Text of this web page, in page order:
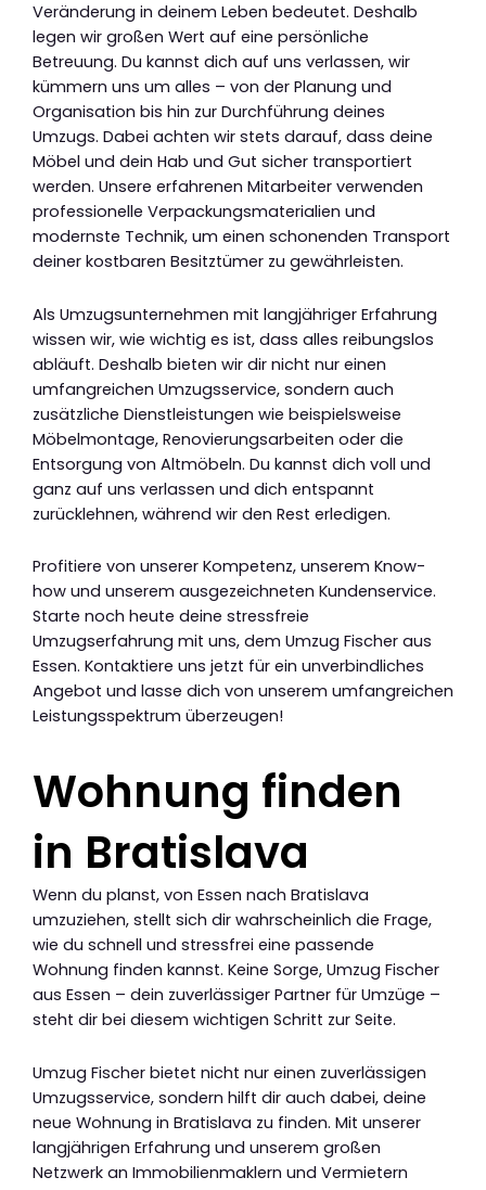
Veränderung in deinem Leben bedeutet. Deshalb
legen wir großen Wert auf eine persönliche
Betreuung. Du kannst dich auf uns verlassen, wir
kümmern uns um alles – von der Planung und
Organisation bis hin zur Durchführung deines
Umzugs. Dabei achten wir stets darauf, dass deine
Möbel und dein Hab und Gut sicher transportiert
werden. Unsere erfahrenen Mitarbeiter verwenden
professionelle Verpackungsmaterialien und
modernste Technik, um einen schonenden Transport
deiner kostbaren Besitztümer zu gewährleisten.
Als Umzugsunternehmen mit langjähriger Erfahrung
wissen wir, wie wichtig es ist, dass alles reibungslos
abläuft. Deshalb bieten wir dir nicht nur einen
umfangreichen Umzugsservice, sondern auch
zusätzliche Dienstleistungen wie beispielsweise
Möbelmontage, Renovierungsarbeiten oder die
Entsorgung von Altmöbeln. Du kannst dich voll und
ganz auf uns verlassen und dich entspannt
zurücklehnen, während wir den Rest erledigen.
Profitiere von unserer Kompetenz, unserem Know-
how und unserem ausgezeichneten Kundenservice.
Starte noch heute deine stressfreie
Umzugserfahrung mit uns, dem Umzug Fischer aus
Essen. Kontaktiere uns jetzt für ein unverbindliches
Angebot und lasse dich von unserem umfangreichen
Leistungsspektrum überzeugen!
Wohnung finden
in Bratislava
Wenn du planst, von Essen nach Bratislava
umzuziehen, stellt sich dir wahrscheinlich die Frage,
wie du schnell und stressfrei eine passende
Wohnung finden kannst. Keine Sorge, Umzug Fischer
aus Essen – dein zuverlässiger Partner für Umzüge –
steht dir bei diesem wichtigen Schritt zur Seite.
Umzug Fischer bietet nicht nur einen zuverlässigen
Umzugsservice, sondern hilft dir auch dabei, deine
neue Wohnung in Bratislava zu finden. Mit unserer
langjährigen Erfahrung und unserem großen
Netzwerk an Immobilienmaklern und Vermietern